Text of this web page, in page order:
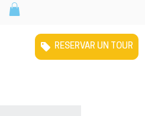
Tour Gratuito Por
RESERVAR UN TOUR